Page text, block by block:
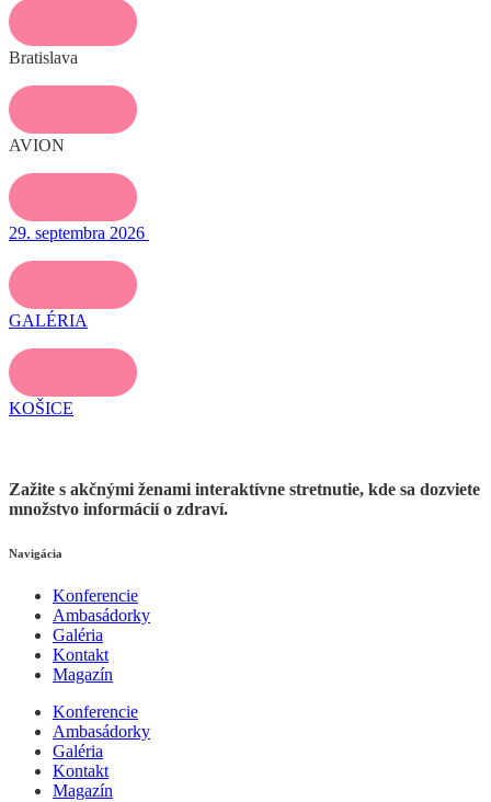
Bratislava
AVION
29. septembra 2026
GALÉRIA
KOŠICE
Zažite s akčnými ženami interaktívne stretnutie, kde sa dozviete
množstvo informácií o zdraví.
Navigácia
Konferencie
Ambasádorky
Galéria
Kontakt
Magazín
Konferencie
Ambasádorky
Galéria
Kontakt
Magazín